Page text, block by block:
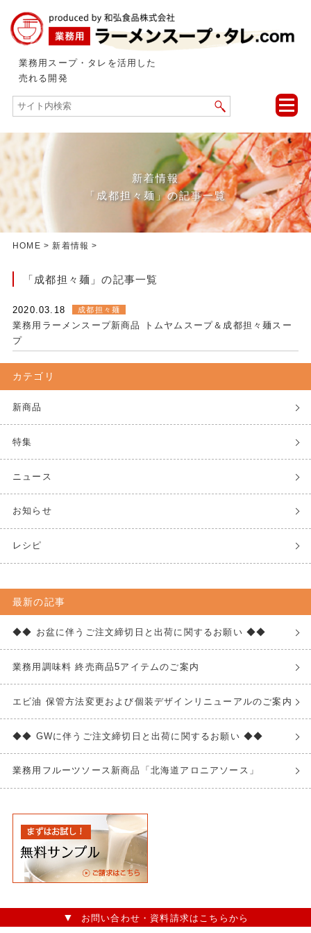
業務用スープ・タレを活用した
売れる開発
toggle
新着情報
「成都担々麺」の記事一覧
HOME >新着情報 >
「成都担々麺」の記事一覧
2020.03.18 成都担々麺
業務用ラーメンスープ新商品 トムヤムスープ＆成都担々麺スー
プ
カテゴリ
新商品
特集
ニュース
お知らせ
レシピ
最新の記事
◆◆ お盆に伴うご注文締切日と出荷に関するお願い ◆◆
業務用調味料 終売商品5アイテムのご案内
エビ油 保管方法変更および個装デザインリニューアルのご案内
◆◆ GWに伴うご注文締切日と出荷に関するお願い ◆◆
業務用フルーツソース新商品「北海道アロニアソース」
お問い合わせ・資料請求はこちらから